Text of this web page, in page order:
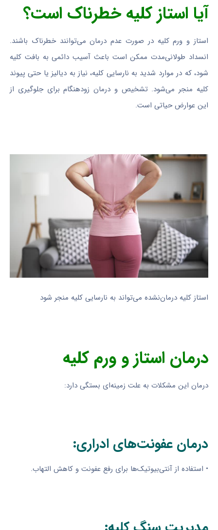
آیا استاز کلیه خطرناک است؟
استاز و ورم کلیه در صورت عدم درمان می‌توانند خطرناک باشند.
انسداد طولانی‌مدت ممکن است باعث آسیب دائمی به بافت کلیه
شود، که در موارد شدید به نارسایی کلیه، نیاز به دیالیز یا حتی پیوند
کلیه منجر می‌شود. تشخیص و درمان زودهنگام برای جلوگیری از
این عوارض حیاتی است.
استاز کلیه درمان‌نشده می‌تواند به نارسایی کلیه منجر شود
درمان استاز و ورم کلیه
درمان این مشکلات به علت زمینه‌ای بستگی دارد:
درمان عفونت‌های ادراری:
• استفاده از آنتی‌بیوتیک‌ها برای رفع عفونت و کاهش التهاب.